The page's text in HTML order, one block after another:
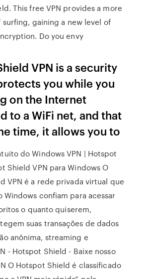
This free VPN provides a more
surfing, gaining a new level of
Do you envy
VPN is a security
you while you
on the Internet
to a WiFi net, and that
time, it allows you to
do Windows VPN | Hotspot
Shield VPN para Windows O
VPN é a rede privada virtual que
Windows confiam para acessar
o quanto quiserem,
suas transações de dados
anônima, streaming e
- Hotspot Shield - Baixe nosso
O Hotspot Shield é classificado